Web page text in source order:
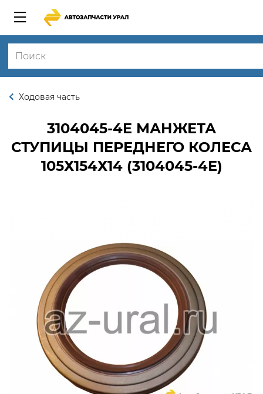
Ходовая часть
3104045-4E МАНЖЕТА
СТУПИЦЫ ПЕРЕДНЕГО КОЛЕСА
105Х154Х14 (3104045-4Е)